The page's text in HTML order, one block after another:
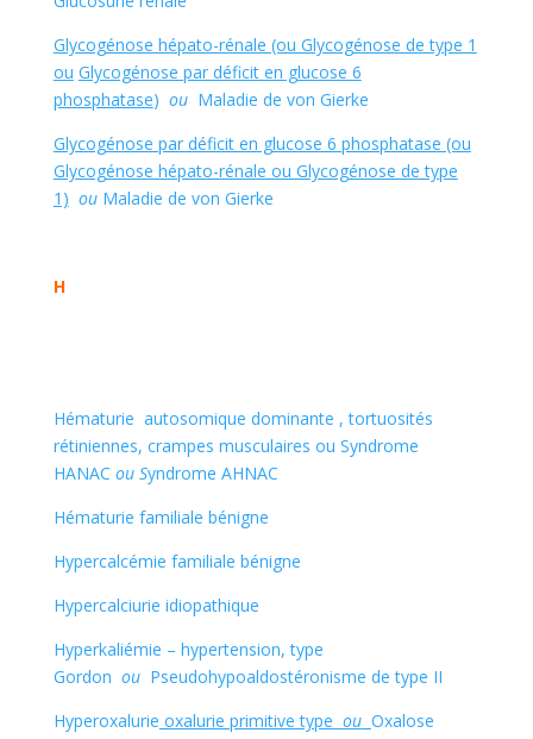
Glycogénose hépato-rénale (ou Glycogénose de type 1
ou Glycogénose par déficit en glucose 6
phosphatase) ouMaladie de von Gierke
Glycogénose par déficit en glucose 6 phosphatase (ou
Glycogénose hépato-rénale ou Glycogénose de type
1) ou Maladie de von Gierke
H
Hématurie autosomique dominante , tortuosités
rétiniennes, crampes musculaires ou Syndrome
HANAC ou Syndrome AHNAC
Hématurie familiale bénigne
Hypercalcémie familiale bénigne
Hypercalciurie idiopathique
Hyperkaliémie – hypertension, type
Gordon ouPseudohypoaldostéronisme de type II
Hyperoxalurie oxalurie primitive type ou Oxalose